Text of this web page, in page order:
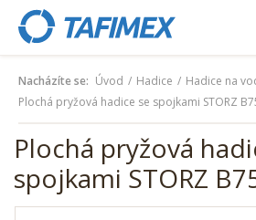
Nacházíte se: Úvod Hadice
Hadice na
Plochá pryžová hadice se spojkami STORZ
Plochá pryžová
spojkami STORZ